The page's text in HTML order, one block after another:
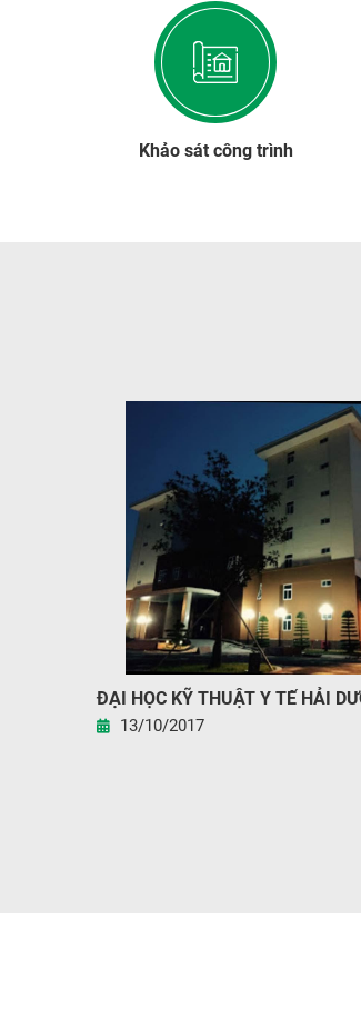
Khảo sát công trình
ĐẠI HỌC KỸ THUẬT Y TẾ HẢI
13/10/2017